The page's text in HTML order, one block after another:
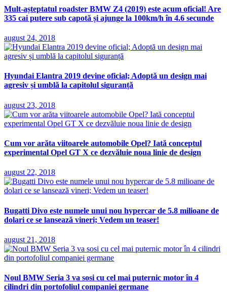
Mult-așteptatul roadster BMW Z4 (2019) este acum oficial! Are
335 cai putere sub capotă și ajunge la 100km/h în 4.6 secunde
august 24, 2018
Hyundai Elantra 2019 devine oficial; Adoptă un design mai
agresiv și umblă la capitolul siguranță
august 23, 2018
Cum vor arăta viitoarele automobile Opel? Iată conceptul
experimental Opel GT X ce dezvăluie noua linie de design
august 22, 2018
Bugatti Divo este numele unui nou hypercar de 5.8 milioane de
dolari ce se lansează vineri; Vedem un teaser!
august 21, 2018
Noul BMW Seria 3 va sosi cu cel mai puternic motor în 4
cilindri din portofoliul companiei germane